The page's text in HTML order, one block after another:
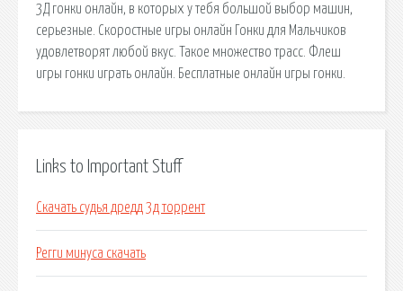
3Д гонки онлайн, в которых у тебя большой выбор машин,
серьезные. Скоростные игры онлайн Гонки для Мальчиков
удовлетворят любой вкус. Такое множество трасс. Флеш
игры гонки играть онлайн. Бесплатные онлайн игры гонки.
Links to Important Stuff
Скачать судья дредд 3д торрент
Регги минуса скачать